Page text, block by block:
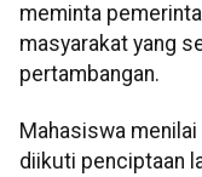
meminta
masyarakat yang
pertambangan.
Mahasiswa
diikuti penciptaan